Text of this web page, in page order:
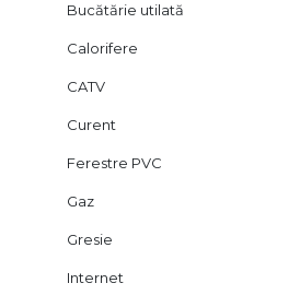
Bucătărie utilată
Calorifere
CATV
Curent
Ferestre PVC
Gaz
Gresie
Internet